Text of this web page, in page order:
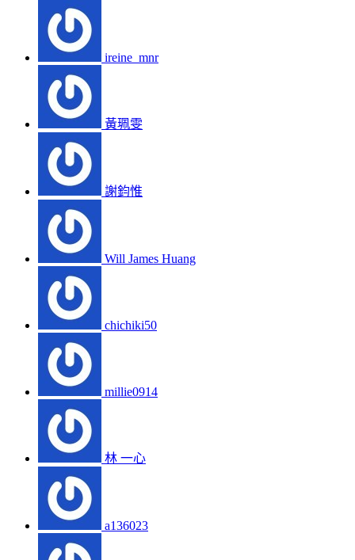
ireine_mnr
黃珮雯
謝鈞惟
Will James Huang
chichiki50
millie0914
林 一心
a136023